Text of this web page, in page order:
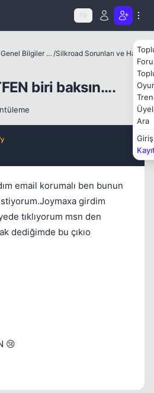
TR
Ara
Giriş
Silkroad Genel Bilgiler ve Update Bilgileri / Silkroad Sorunları ve Hataları
biri baksın....
email korumalı ben bunun
girdim
tıklıyorum msn den
dediğimde bu çıkıo
😢
Kapat
Kapat